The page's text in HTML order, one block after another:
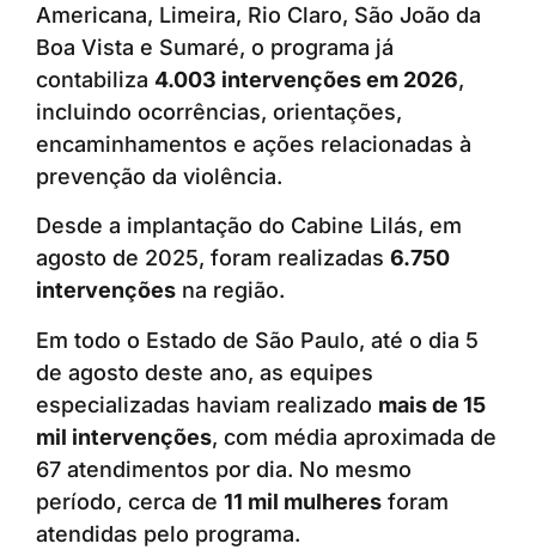
Americana, Limeira, Rio Claro, São João da
Boa Vista e Sumaré, o programa já
contabiliza 4.003 intervenções em 2026,
incluindo ocorrências, orientações,
encaminhamentos e ações relacionadas à
prevenção da violência.
Desde a implantação do Cabine Lilás, em
agosto de 2025, foram realizadas 6.750
intervenções na região.
Em todo o Estado de São Paulo, até o dia 5
de agosto deste ano, as equipes
especializadas haviam realizado mais de 15
mil intervenções, com média aproximada de
67 atendimentos por dia. No mesmo
período, cerca de 11 mil mulheres foram
atendidas pelo programa.